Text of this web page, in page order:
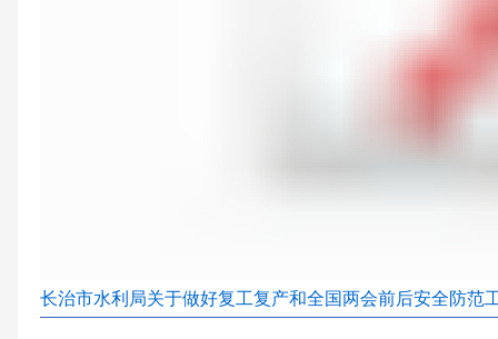
长治市水利局关于做好复工复产和全国两会前后安全防范